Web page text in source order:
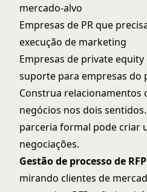
mercado-alvo
Empresas de PR que
execução de marketing
Empresas de private
suporte para empresas do
Construa relacionamentos
negócios nos dois
parceria formal pode criar
negociações.
Gestão de processo de
mirando clientes de